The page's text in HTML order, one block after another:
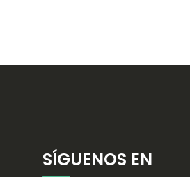
SÍGUENOS EN